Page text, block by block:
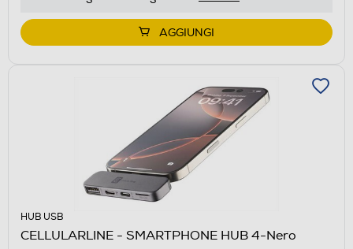
AGGIUNGI
HUB USB
CELLULARLINE - SMARTPHONE HUB 4-Nero